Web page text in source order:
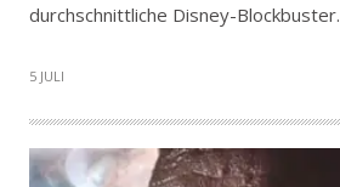
durchschnittliche Disney-Blockbuster.
5 JULI